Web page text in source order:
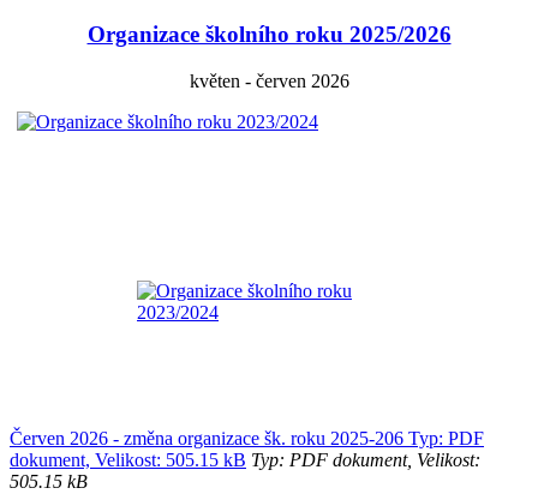
Organizace školního roku 2025/2026
květen - červen 2026
Červen 2026 - změna organizace šk. roku 2025-206 Typ: PDF
dokument, Velikost: 505.15 kB Typ: PDF dokument, Velikost:
505.15 kB